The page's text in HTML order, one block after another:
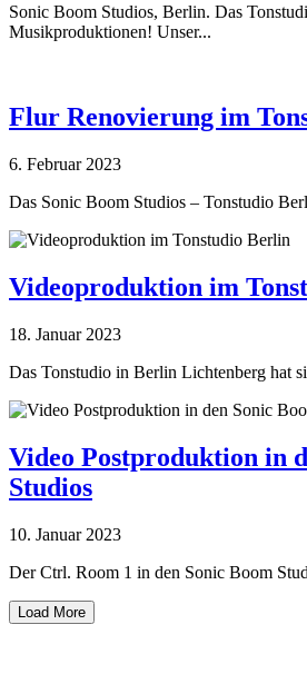
Sonic Boom Studios, Berlin. Das
Musikproduktionen! Unser...
Flur Renovierung im
6. Februar 2023
Das Sonic Boom Studios – Tonstudio
Videoproduktion im
18. Januar 2023
Das Tonstudio in Berlin Lichtenberg hat
Video Postproduktion in
Studios
10. Januar 2023
Der Ctrl. Room 1 in den Sonic Boom
Load More